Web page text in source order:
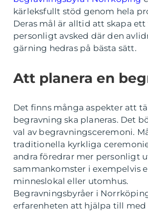
kärleksfullt stöd genom hela
Deras mål är alltid att skapa
personligt avsked där den
gärning hedras på bästa sätt.
Att planera en
Det finns många aspekter att
begravning ska planeras. Det
val av begravningsceremoni.
traditionella kyrkliga
andra föredrar mer personligt
sammankomster i exempelvis
minneslokal eller utomhus.
Begravningsbyråer i
erfarenheten att hjälpa till med